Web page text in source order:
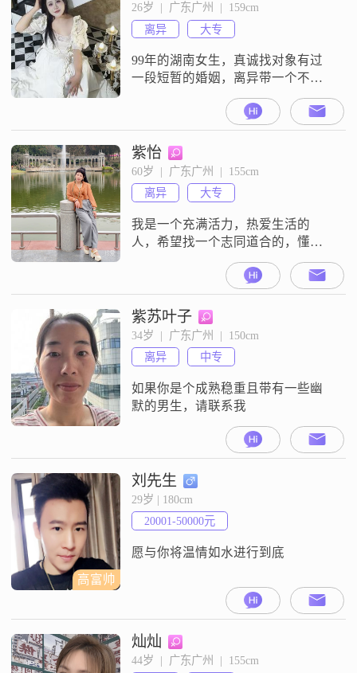
26岁  |  广东广州  |  159cm
离异
大专
99年的湖南女生，真诚找对象有过
一段短暂的婚姻，离异带一个不到
一岁的男孩。（接受不了的可以划
走了😂）前夫会每个月给抚养费。
自己独立按揭的房子，一辆代步的
电车自我介绍：长相身材中等，体
型丰满，性格温柔顾家，不作不
闹，情绪稳定。对喜欢的人会提供
情绪价值，在一起的时候会黏人爱
撒娇。不在一起的时候比较独立各
忙各的。自己有解决
紫怡
60岁  |  广东广州  |  155cm
离异
大专
我是一个充满活力，热爱生活的
人，希望找一个志同道合的，懂得
紫苏叶子
34岁  |  广东广州  |  150cm
离异
中专
如果你是个成熟稳重且带有一些幽
默的男生，请联系我
高富帅
刘先生
29岁 | 180cm
20001-50000元
愿与你将温情如水进行到底
灿灿
44岁  |  广东广州  |  155cm